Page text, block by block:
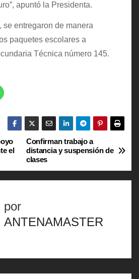
apuntó la Presidenta.
se entregaron de manera
paquetes escolares a
Técnica número 145.
Confirman trabajo a
distancia y suspensión de
clases
el
por
ANTENAMASTER